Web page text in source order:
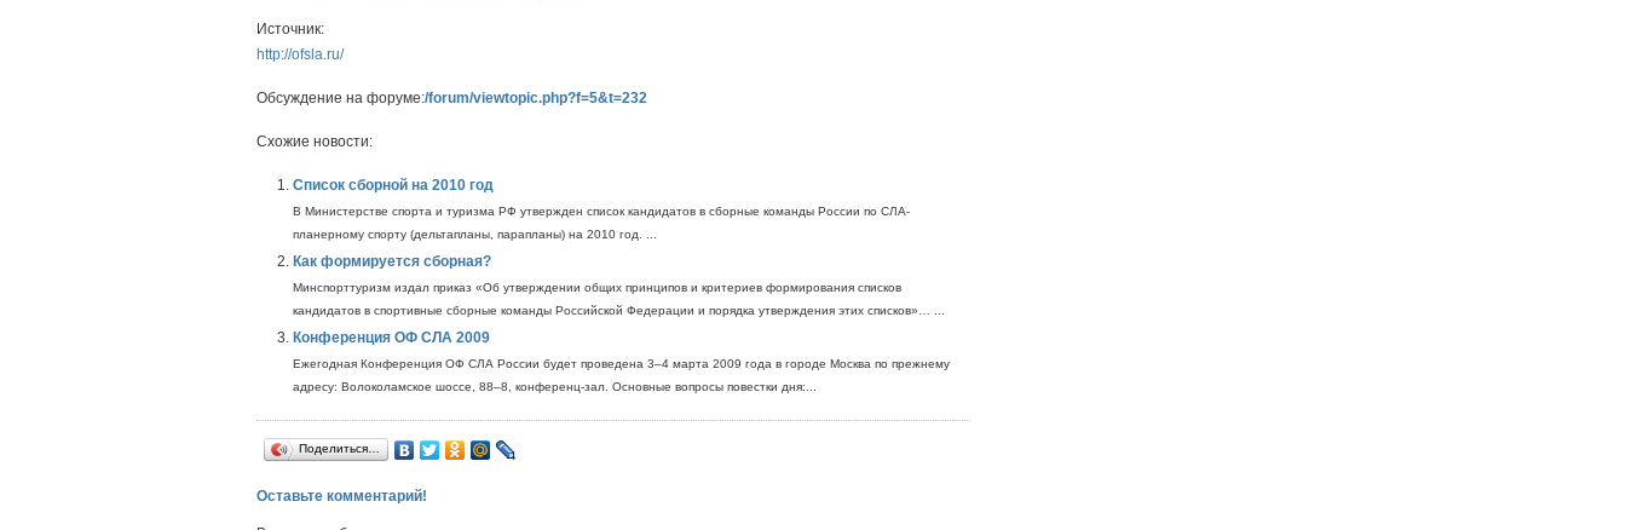
Источник:
http://ofsla.ru/
Обсуждение на форуме:/forum/viewtopic.php?f=5&t=232
Схожие новости:
Список сборной на 2010 год
В Министерстве спорта и туризма РФ утвержден список кандидатов в сборные команды России по СЛА-
планерному спорту (дельтапланы, парапланы) на 2010 год. ...
Как формируется сборная?
Минспорттуризм издал приказ «Об утверждении общих принципов и критериев формирования списков
кандидатов в спортивные сборные команды Российской Федерации и порядка утверждения этих списков»… ...
Конференция ОФ СЛА 2009
Ежегодная Конференция ОФ СЛА России будет проведена 3–4 марта 2009 года в городе Москва по прежнему
адресу: Волоколамское шоссе, 88–8, конференц-зал. Основные вопросы повестки дня:...
Поделиться…
Оставьте комментарий!